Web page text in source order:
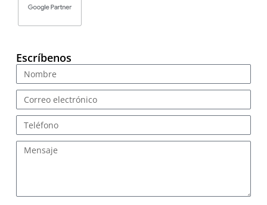
Escríbenos